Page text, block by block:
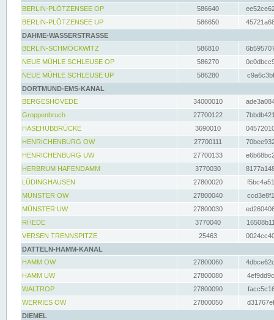
BERLIN-PLÖTZENSEE OP
586640
BERLIN-PLÖTZENSEE UP
586650
DAHME-WASSERSTRASSE
BERLIN-SCHMÖCKWITZ
586810
NEUE MÜHLE SCHLEUSE OP
586270
NEUE MÜHLE SCHLEUSE UP
586280
DORTMUND-EMS-KANAL
BERGESHÖVEDE
34000010
Groppenbruch
27700122
HASEHUBBRÜCKE
3690010
HENRICHENBURG OW
27700111
HENRICHENBURG UW
27700133
HERBRUM HAFENDAMM
3770030
LÜDINGHAUSEN
27800020
MÜNSTER OW
27800040
MÜNSTER UW
27800030
RHEDE
3770040
VERSEN TRENNSPITZE
25463
DATTELN-HAMM-KANAL
HAMM OW
27800060
HAMM UW
27800080
WALTROP
27800090
WERRIES OW
27800050
DIEMEL